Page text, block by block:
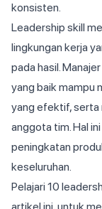
konsisten.
Leadership skill
lingkungan kerja
pada hasil.
yang baik mampu
yang efektif, serta
anggota tim. Hal
peningkatan
keseluruhan.
Pelajari 10